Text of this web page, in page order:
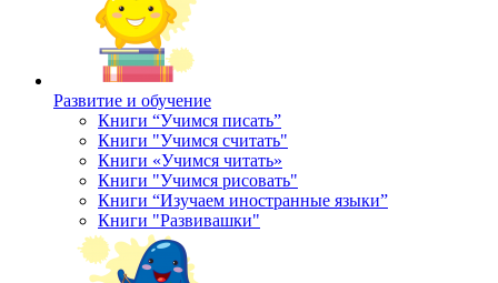
Развитие и обучение
Книги “Учимся писать”
Книги "Учимся считать"
Книги «Учимся читать»
Книги "Учимся рисовать"
Книги “Изучаем иностранные языки”
Книги "Развивашки"